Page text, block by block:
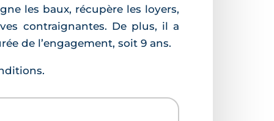
les baux, récupère les loyers,
contraignantes. De plus, il a
de l’engagement, soit 9 ans.